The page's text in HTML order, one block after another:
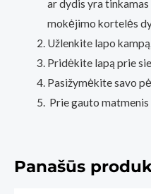
ar dydis yra
mokėjimo kortelės
Užlenkite lapo
Pridėkite lapą prie
Pasižymėkite savo
Prie gauto
Panašūs